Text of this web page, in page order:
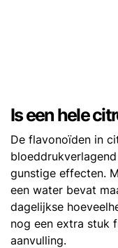
Is een hele
De flavonoïden in
gunstige effecten.
een water bevat
dagelijkse
nog een extra stuk
aanvulling.